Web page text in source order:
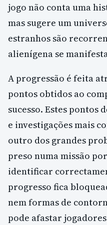
jogo não conta uma
mas sugere um
estranhos são
alienígena se
A progressão é feita
pontos obtidos ao
sucesso. Estes pontos
e investigações mais
outro dos grandes
preso numa missão
identificar
progresso fica
nem formas de
pode afastar